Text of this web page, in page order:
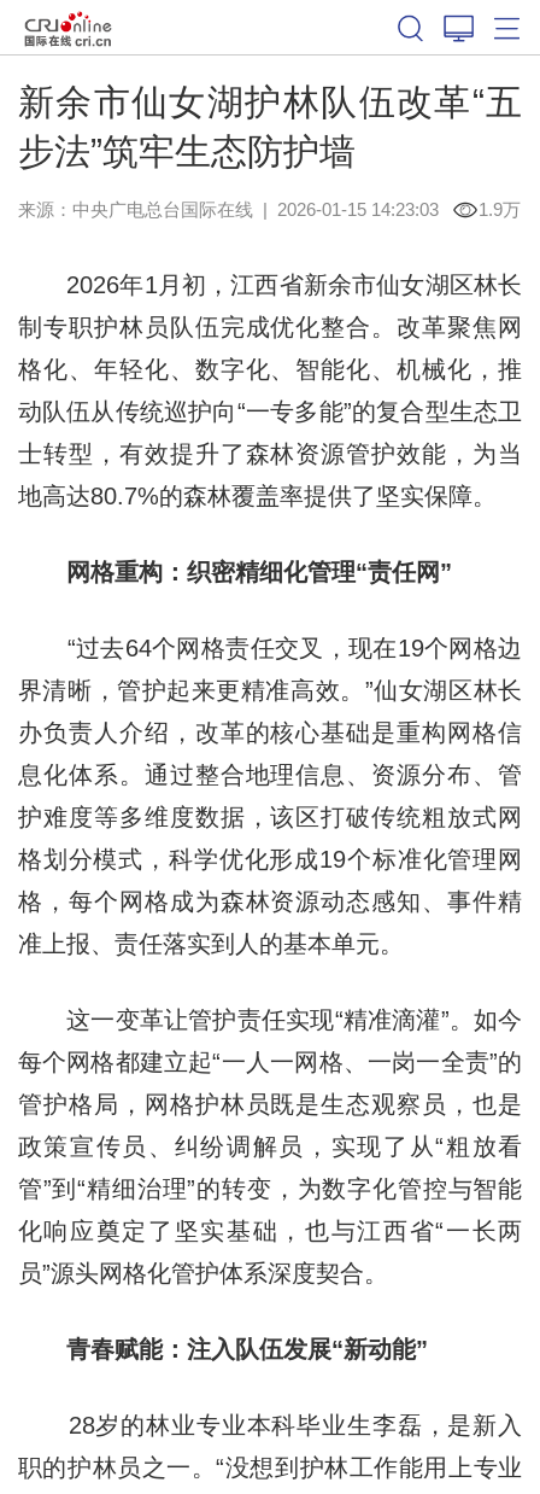
新余市仙女湖护林队伍改革“五
步法”筑牢生态防护墙
来源：中央广电总台国际在线| 2026-01-15 14:23:03 1.9万
2026年1月初，江西省新余市仙女湖区林长
制专职护林员队伍完成优化整合。改革聚焦网
格化、年轻化、数字化、智能化、机械化，推
动队伍从传统巡护向“一专多能”的复合型生态卫
士转型，有效提升了森林资源管护效能，为当
地高达80.7%的森林覆盖率提供了坚实保障。
网格重构：织密精细化管理“责任网”
“过去64个网格责任交叉，现在19个网格边
界清晰，管护起来更精准高效。”仙女湖区林长
办负责人介绍，改革的核心基础是重构网格信
息化体系。通过整合地理信息、资源分布、管
护难度等多维度数据，该区打破传统粗放式网
格划分模式，科学优化形成19个标准化管理网
格，每个网格成为森林资源动态感知、事件精
准上报、责任落实到人的基本单元。
这一变革让管护责任实现“精准滴灌”。如今
每个网格都建立起“一人一网格、一岗一全责”的
管护格局，网格护林员既是生态观察员，也是
政策宣传员、纠纷调解员，实现了从“粗放看
管”到“精细治理”的转变，为数字化管控与智能
化响应奠定了坚实基础，也与江西省“一长两
员”源头网格化管护体系深度契合。
青春赋能：注入队伍发展“新动能”
28岁的林业专业本科毕业生李磊，是新入
职的护林员之一。“没想到护林工作能用上专业